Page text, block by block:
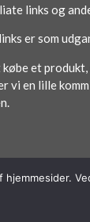
links og
er som
et
vi en lille